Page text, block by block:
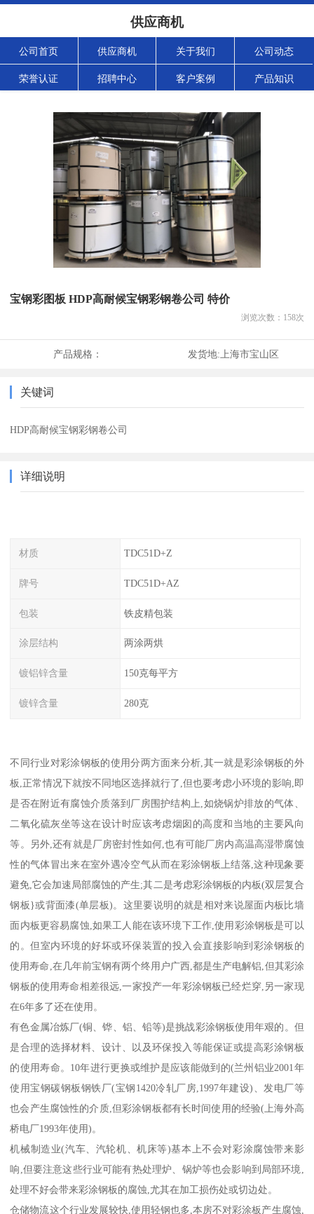
供应商机
公司首页 供应商机 关于我们 公司动态
荣誉认证 招聘中心 客户案例 产品知识
宝钢彩图板 HDP高耐候宝钢彩钢卷公司 特价
浏览次数： 158次
产品规格： 发货地: 上海市宝山区
关键词
HDP高耐候宝钢彩钢卷公司
详细说明
材质 TDC51D+Z
牌号 TDC51D+AZ
包装 铁皮精包装
涂层结构 两涂两烘
镀铝锌含量 150克每平方
镀锌含量 280克
不同行业对彩涂钢板的使用分两方面来分析,其一就是彩涂钢板的外
板,正常情况下就按不同地区选择就行了,但也要考虑小环境的影响,即
是否在附近有腐蚀介质落到厂房围护结构上,如烧锅炉排放的气体、
二氧化硫灰坐等这在设计时应该考虑烟囱的高度和当地的主要风向
等。另外,还有就是厂房密封性如何,也有可能厂房内高温高湿带腐蚀
性的气体冒出来在室外遇冷空气从而在彩涂钢板上结落,这种现象要
避免,它会加速局部腐蚀的产生;其二是考虑彩涂钢板的内板(双层复合
钢板}或背面漆(单层板)。这里要说明的就是相对来说屋面内板比墙
面内板更容易腐蚀,如果工人能在该环境下工作,使用彩涂钢板是可以
的。但室内环境的好坏或环保装置的投入会直接影响到彩涂钢板的
使用寿命,在几年前宝钢有两个终用户广西,都是生产电解铝,但其彩涂
钢板的使用寿命相差很远,一家投产一年彩涂钢板已经烂穿,另一家现
在6年多了还在使用。
有色金属冶炼厂(铜、铧、铝、铅等)是挑战彩涂钢板使用年艰的。但
是合理的选择材料、设计、以及环保投入等能保证或提高彩涂钢板
的使用寿命。10年进行更换或维护是应该能做到的(兰州铝业2001年
使用宝钢碳钢板钢铁厂(宝钢1420冷轧厂房,1997年建设)、发电厂等
也会产生腐蚀性的介质,但彩涂钢板都有长时间使用的经验(上海外高
桥电厂1993年使用)。
机械制造业(汽车、汽轮机、机床等)基本上不会对彩涂腐蚀带来影
响,但要注意这些行业可能有热处理炉、锅炉等也会影响到局部环境,
处理不好会带来彩涂钢板的腐蚀,尤其在加工损伤处或切边处。
仓储物流这个行业发展较快,使用轻钢也多,本房不对彩涂板产生腐蚀,